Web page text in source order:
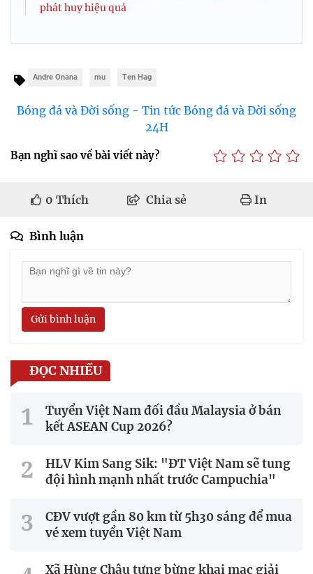
phát huy hiệu quả
Andre Onana mu Ten Hag
Bóng đá và Đời sống - Tin tức Bóng đá và Đời sống
24H
Bạn nghĩ sao về bài viết này?
0 Thích Chia sẻ In
Bình luận
Gửi bình luận
ĐỌC NHIỀU
Tuyển Việt Nam đối đầu Malaysia ở bán
kết ASEAN Cup 2026?
HLV Kim Sang Sik: "ĐT Việt Nam sẽ tung
đội hình mạnh nhất trước Campuchia"
CĐV vượt gần 80 km từ 5h30 sáng để mua
vé xem tuyển Việt Nam
Xã Hùng Châu tưng bừng khai mạc giải